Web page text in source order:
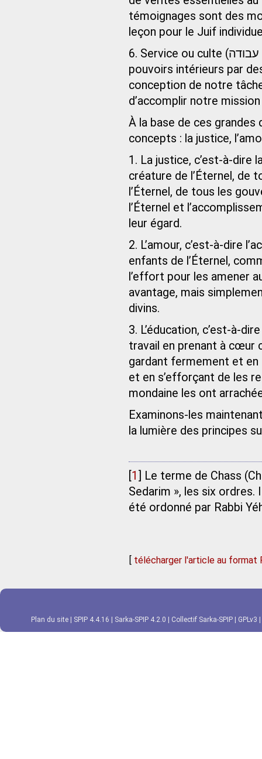
témoignages sont des
leçon pour le Juif
pouvoirs intérieurs par
conception de notre
d’accomplir notre
À la base de ces grandes
concepts : la justice,
1. La justice, c’est-à-dire
créature de l’Éternel, de
l’Éternel, de tous les
l’Éternel et
leur égard.
2. L’amour, c’est-à-dire
enfants de l’Éternel,
l’effort pour les amener
avantage, mais
divins.
3. L’éducation, c’est-à-
travail en prenant à cœur
gardant fermement et
et en s’efforçant de les
mondaine les ont
Examinons-les
la lumière des principes
1
Le terme de Chass
Sedarim », les six ordres.
été ordonné par Rabbi
[ télécharger l'article au format
Plan du site SPIP 4.4.16 Sarka-SPIP 4.2.0 Collectif Sarka-SPIP GPLv3